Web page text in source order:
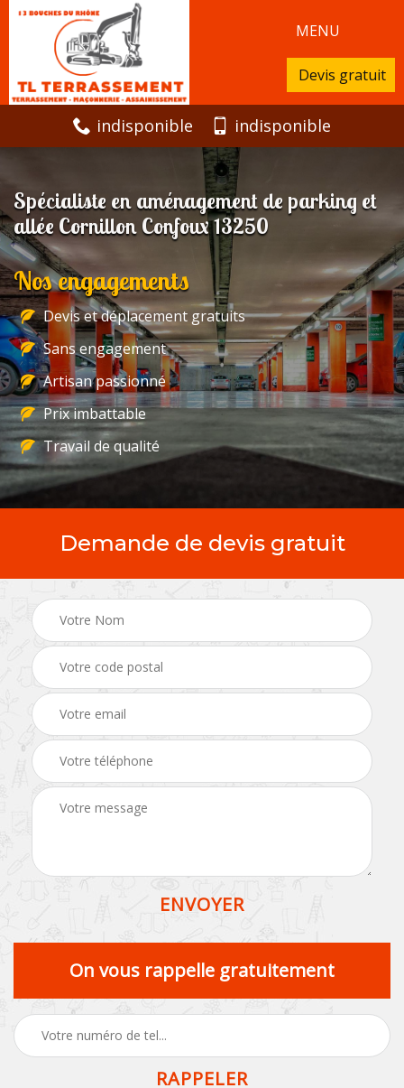
MENU
Devis gratuit
indisponible indisponible
Spécialiste en aménagement de parking et
allée Cornillon Confoux 13250
Nos engagements
Devis et déplacement gratuits
Sans engagement
Artisan passionné
Prix imbattable
Travail de qualité
Demande de devis gratuit
On vous rappelle gratuitement